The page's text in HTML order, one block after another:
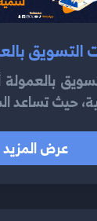
حيث تساعد
عرض المزيد